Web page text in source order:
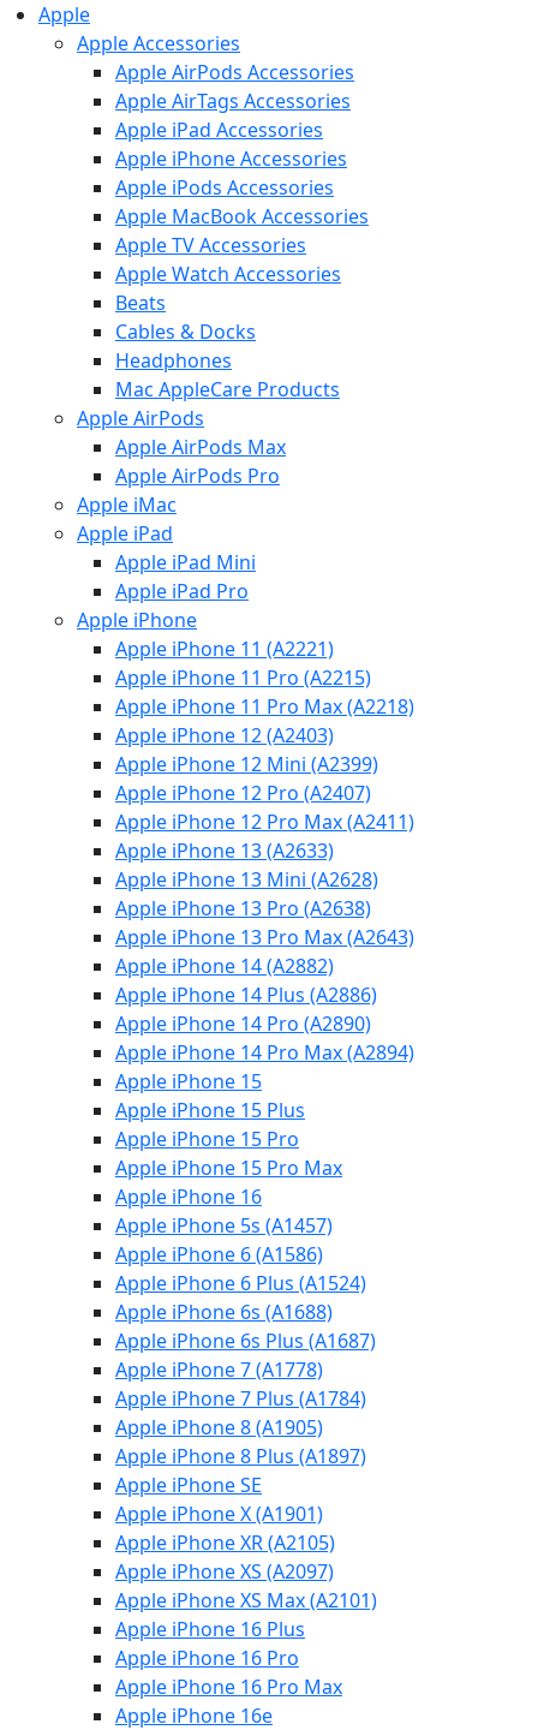
Apple
Apple Accessories
Apple AirPods Accessories
Apple AirTags Accessories
Apple iPad Accessories
Apple iPhone Accessories
Apple iPods Accessories
Apple MacBook Accessories
Apple TV Accessories
Apple Watch Accessories
Beats
Cables & Docks
Headphones
Mac AppleCare Products
Apple AirPods
Apple AirPods Max
Apple AirPods Pro
Apple iMac
Apple iPad
Apple iPad Mini
Apple iPad Pro
Apple iPhone
Apple iPhone 11 (A2221)
Apple iPhone 11 Pro (A2215)
Apple iPhone 11 Pro Max (A2218)
Apple iPhone 12 (A2403)
Apple iPhone 12 Mini (A2399)
Apple iPhone 12 Pro (A2407)
Apple iPhone 12 Pro Max (A2411)
Apple iPhone 13 (A2633)
Apple iPhone 13 Mini (A2628)
Apple iPhone 13 Pro (A2638)
Apple iPhone 13 Pro Max (A2643)
Apple iPhone 14 (A2882)
Apple iPhone 14 Plus (A2886)
Apple iPhone 14 Pro (A2890)
Apple iPhone 14 Pro Max (A2894)
Apple iPhone 15
Apple iPhone 15 Plus
Apple iPhone 15 Pro
Apple iPhone 15 Pro Max
Apple iPhone 16
Apple iPhone 5s (A1457)
Apple iPhone 6 (A1586)
Apple iPhone 6 Plus (A1524)
Apple iPhone 6s (A1688)
Apple iPhone 6s Plus (A1687)
Apple iPhone 7 (A1778)
Apple iPhone 7 Plus (A1784)
Apple iPhone 8 (A1905)
Apple iPhone 8 Plus (A1897)
Apple iPhone SE
Apple iPhone X (A1901)
Apple iPhone XR (A2105)
Apple iPhone XS (A2097)
Apple iPhone XS Max (A2101)
Apple iPhone 16 Plus
Apple iPhone 16 Pro
Apple iPhone 16 Pro Max
Apple iPhone 16e